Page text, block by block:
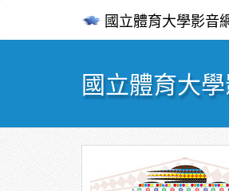
國立體育大學影音
國立體育大